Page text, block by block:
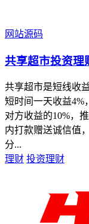
网站源码
共享超市投资理
共享超市是短线收
短时间一天收益4%
对方收益的10%，
内打款赠送诚信值
分...
理财 投资理财